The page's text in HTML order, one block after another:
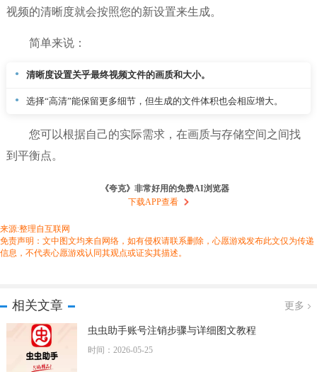
视频的清晰度就会按照您的新设置来生成。
简单来说：
清晰度设置关乎最终视频文件的画质和大小。
选择“高清”能保留更多细节，但生成的文件体积也会相应增大。
您可以根据自己的实际需求，在画质与存储空间之间找
到平衡点。
《夸克》非常好用的免费AI浏览器
下载APP查看
来源:整理自互联网
免责声明：文中图文均来自网络，如有侵权请联系删除，心愿游戏发布此文仅为传递
信息，不代表心愿游戏认同其观点或证实其描述。
相关文章 更多
虫虫助手账号注销步骤与详细图文教程
时间：2026-05-25